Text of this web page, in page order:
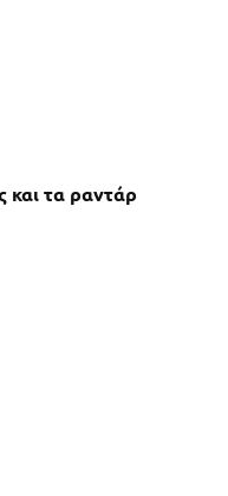
και τα ραντάρ